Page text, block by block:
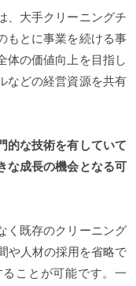
、大手クリーニングチ
もとに事業を続ける事
体の価値向上を目指し
などの経営資源を共有
的な技術を有していて
な成長の機会となる可
く既存のクリーニング
や人材の採用を省略で
ことが可能です。一